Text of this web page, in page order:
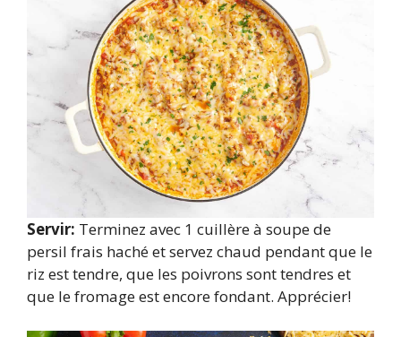
Servir: Terminez avec 1 cuillère à soupe de
persil frais haché et servez chaud pendant que le
riz est tendre, que les poivrons sont tendres et
que le fromage est encore fondant. Apprécier!